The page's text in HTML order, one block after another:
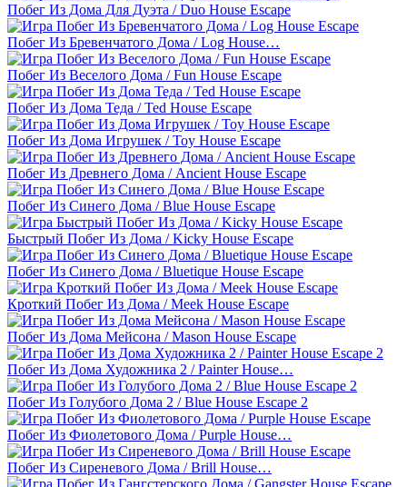
Побег Из Дома Для Дуэта / Duo House Escape
Побег Из Бревенчатого Дома / Log House…
Побег Из Веселого Дома / Fun House Escape
Побег Из Дома Теда / Ted House Escape
Побег Из Дома Игрушек / Toy House Escape
Побег Из Древнего Дома / Ancient House Escape
Побег Из Синего Дома / Blue House Escape
Быстрый Побег Из Дома / Kicky House Escape
Побег Из Синего Дома / Bluetique House Escape
Кроткий Побег Из Дома / Meek House Escape
Побег Из Дома Мейсона / Mason House Escape
Побег Из Дома Художника 2 / Painter House…
Побег Из Голубого Дома 2 / Blue House Escape 2
Побег Из Фиолетового Дома / Purple House…
Побег Из Сиреневого Дома / Brill House…